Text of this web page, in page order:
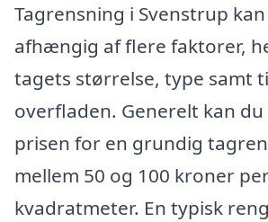
Tagrensning i Svenstrup
afhængig af flere faktorer,
tagets størrelse, type samt
overfladen. Generelt kan
prisen for en grundig
mellem 50 og 100 kroner
kvadratmeter. En typisk